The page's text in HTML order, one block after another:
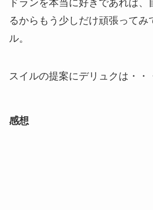
ドランを本当に好きであれば、
るからもう少しだけ頑張ってみ
ル。
スイルの提案にデリュクは・・
感想